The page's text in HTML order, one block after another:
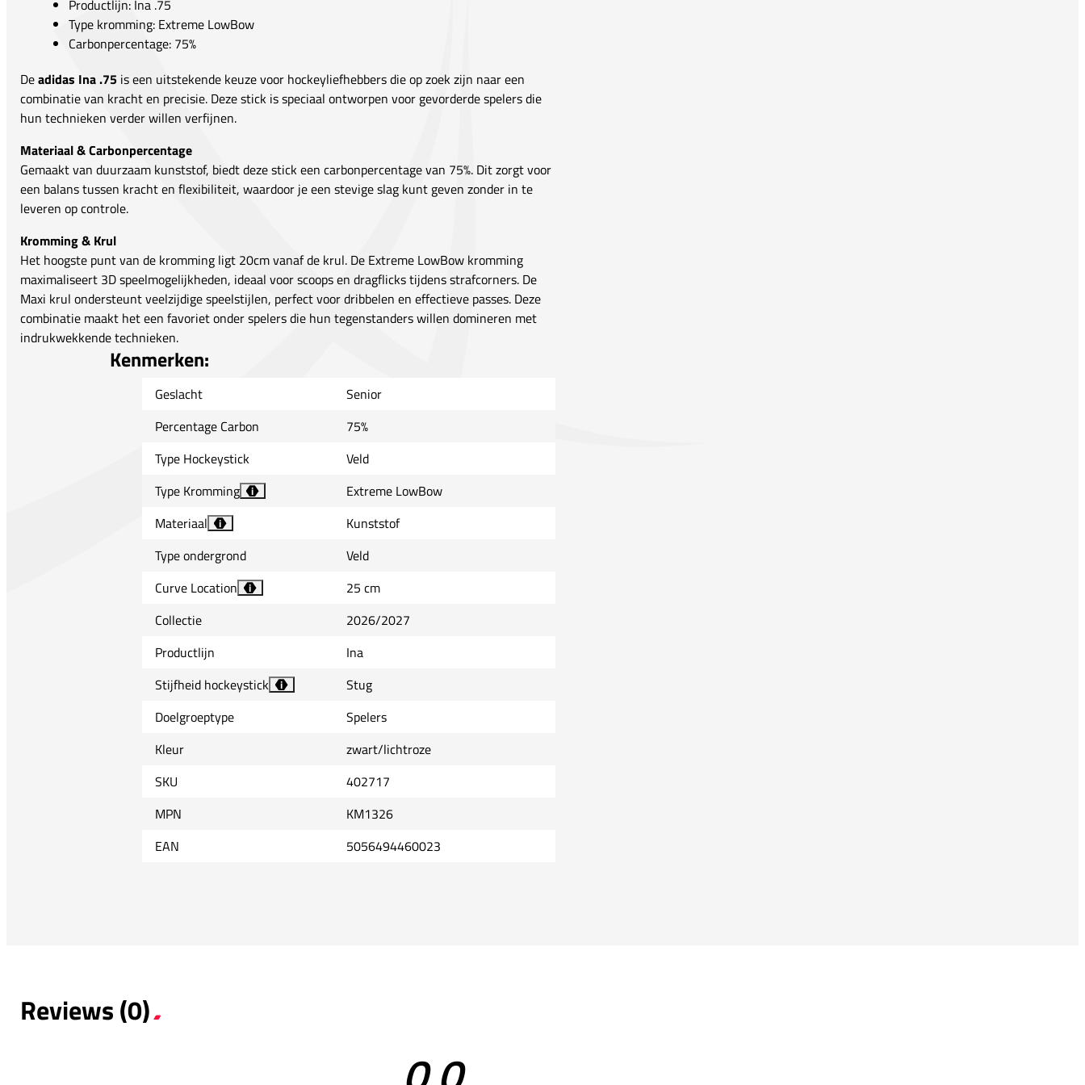
Productlijn: Ina .75
Type kromming: Extreme LowBow
Carbonpercentage: 75%
Deadidas Ina .75 is een uitstekende keuze voor hockeyliefhebbers die op zoek zijn naar een
combinatie van kracht en precisie. Deze stick is speciaal ontworpen voor gevorderde spelers die
hun technieken verder willen verfijnen.
Materiaal & Carbonpercentage
Gemaakt van duurzaam kunststof, biedt deze stick een carbonpercentage van 75%. Dit zorgt voor
een balans tussen kracht en flexibiliteit, waardoor je een stevige slag kunt geven zonder in te
leveren op controle.
Kromming & Krul
Het hoogste punt van de kromming ligt 20cm vanaf de krul. De Extreme LowBow kromming
maximaliseert 3D speelmogelijkheden, ideaal voor scoops en dragflicks tijdens strafcorners. De
Maxi krul ondersteunt veelzijdige speelstijlen, perfect voor dribbelen en effectieve passes. Deze
combinatie maakt het een favoriet onder spelers die hun tegenstanders willen domineren met
indrukwekkende technieken.
Kenmerken:
Geslacht
Senior
Percentage Carbon
75%
Type Hockeystick
Veld
Type Kromming
i
Extreme LowBow
Materiaal
i
Kunststof
Type ondergrond
Veld
Curve Location
i
25 cm
Collectie
2026/2027
Productlijn
Ina
Stijfheid hockeystick
i
Stug
Doelgroeptype
Spelers
Kleur
zwart/lichtroze
SKU
402717
MPN
KM1326
EAN
5056494460023
Reviews (0)